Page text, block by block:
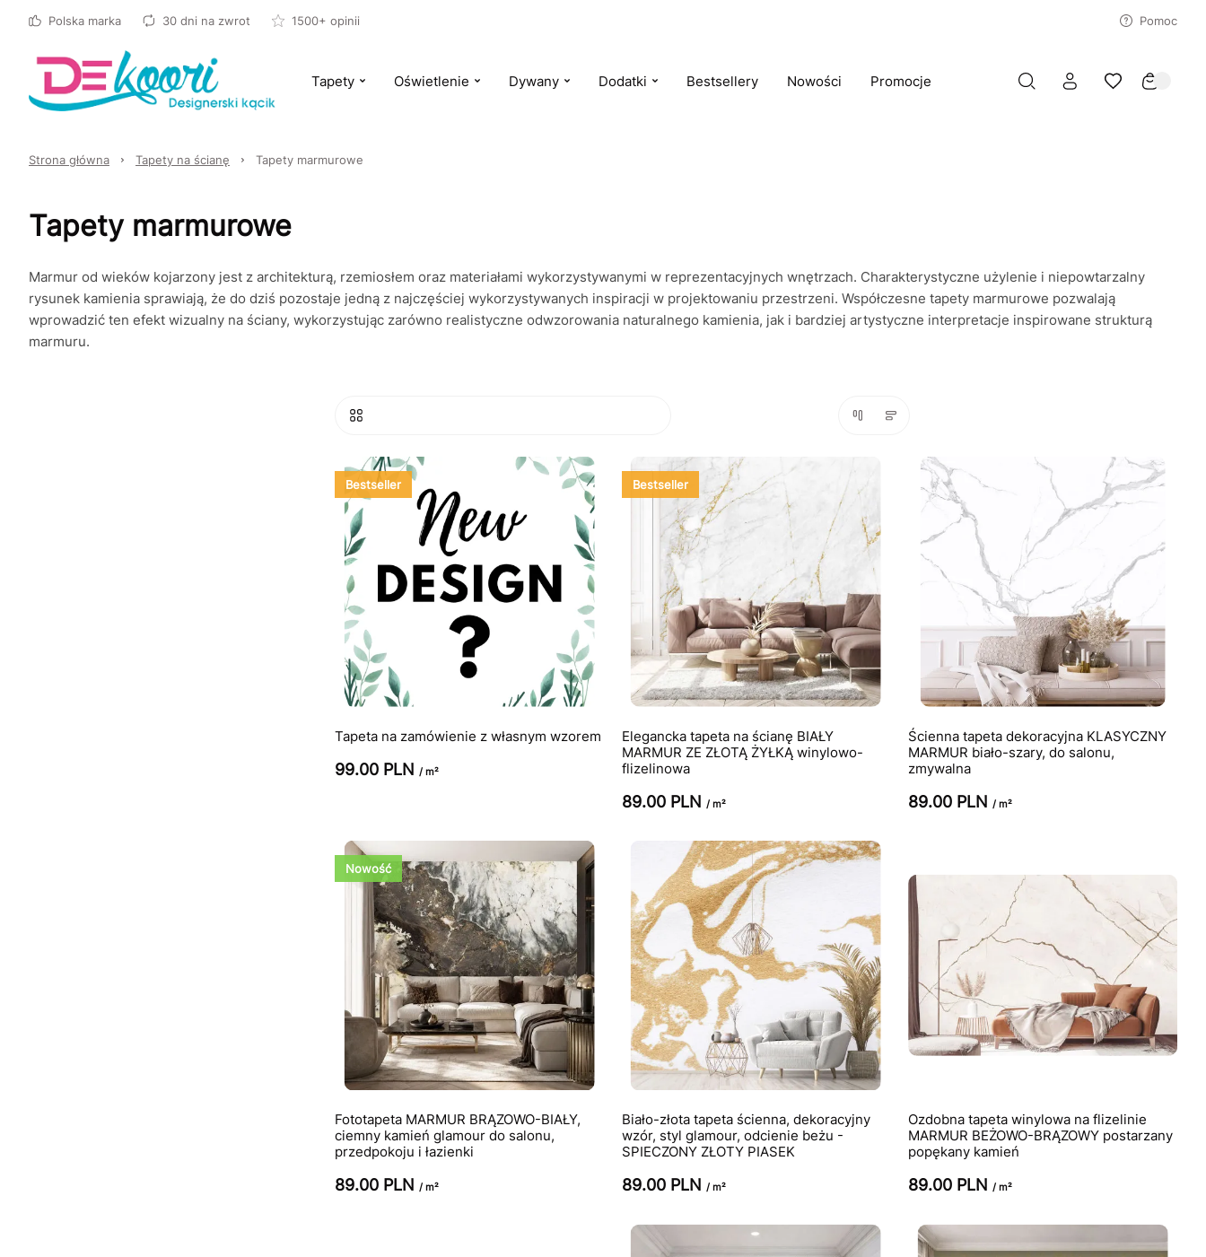
Polska marka 30 dni na zwrot 1500+ opinii Pomoc
Tapety Oświetlenie Dywany Dodatki Bestsellery Nowości Promocje
Strona główna Tapety na ścianę Tapety marmurowe
Tapety marmurowe
Marmur od wieków kojarzony jest z architekturą, rzemiosłem oraz materiałami wykorzystywanymi w reprezentacyjnych wnętrzach. Charakterystyczne użylenie i niepowtarzalny
rysunek kamienia sprawiają, że do dziś pozostaje jedną z najczęściej wykorzystywanych inspiracji w projektowaniu przestrzeni. Współczesne tapety marmurowe pozwalają
wprowadzić ten efekt wizualny na ściany, wykorzystując zarówno realistyczne odwzorowania naturalnego kamienia, jak i bardziej artystyczne interpretacje inspirowane strukturą
marmuru.
Bestseller
Tapeta na zamówienie z własnym wzorem
99.00 PLN / m²
Bestseller
Elegancka tapeta na ścianę BIAŁY
MARMUR ZE ZŁOTĄ ŻYŁKĄ winylowo-
flizelinowa
89.00 PLN / m²
Ścienna tapeta dekoracyjna KLASYCZNY
MARMUR biało-szary, do salonu,
zmywalna
89.00 PLN / m²
Nowość
Fototapeta MARMUR BRĄZOWO-BIAŁY,
ciemny kamień glamour do salonu,
przedpokoju i łazienki
89.00 PLN / m²
Biało-złota tapeta ścienna, dekoracyjny
wzór, styl glamour, odcienie beżu -
SPIECZONY ZŁOTY PIASEK
89.00 PLN / m²
Ozdobna tapeta winylowa na flizelinie
MARMUR BEŻOWO-BRĄZOWY postarzany
popękany kamień
89.00 PLN/ m²